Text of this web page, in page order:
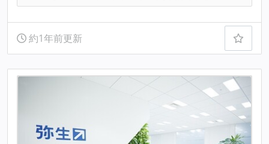
約1年前更新